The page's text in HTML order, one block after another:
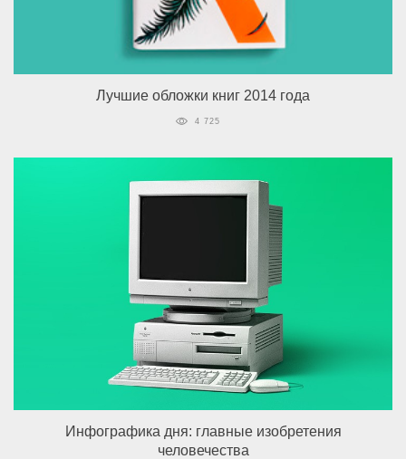
Лучшие обложки книг 2014 года
4 725
Инфографика дня: главные изобретения
человечества